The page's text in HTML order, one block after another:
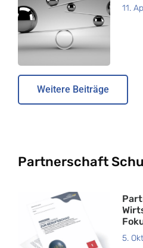
11.
Weitere Beiträge
Partnerschaft
5.